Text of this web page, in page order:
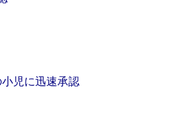
児に迅速承認